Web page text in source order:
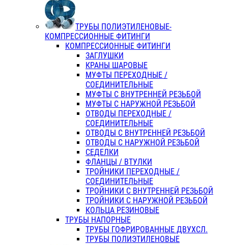
ТРУБЫ ПОЛИЭТИЛЕНОВЫЕ-
КОМПРЕССИОННЫЕ ФИТИНГИ
КОМПРЕССИОННЫЕ ФИТИНГИ
ЗАГЛУШКИ
КРАНЫ ШАРОВЫЕ
МУФТЫ ПЕРЕХОДНЫЕ /
СОЕДИНИТЕЛЬНЫЕ
МУФТЫ С ВНУТРЕННЕЙ РЕЗЬБОЙ
МУФТЫ С НАРУЖНОЙ РЕЗЬБОЙ
ОТВОДЫ ПЕРЕХОДНЫЕ /
СОЕДИНИТЕЛЬНЫЕ
ОТВОДЫ С ВНУТРЕННЕЙ РЕЗЬБОЙ
ОТВОДЫ С НАРУЖНОЙ РЕЗЬБОЙ
СЕДЕЛКИ
ФЛАНЦЫ / ВТУЛКИ
ТРОЙНИКИ ПЕРЕХОДНЫЕ /
СОЕДИНИТЕЛЬНЫЕ
ТРОЙНИКИ С ВНУТРЕННЕЙ РЕЗЬБОЙ
ТРОЙНИКИ С НАРУЖНОЙ РЕЗЬБОЙ
КОЛЬЦА РЕЗИНОВЫЕ
ТРУБЫ НАПОРНЫЕ
ТРУБЫ ГОФРИРОВАННЫЕ ДВУХСЛ.
ТРУБЫ ПОЛИЭТИЛЕНОВЫЕ